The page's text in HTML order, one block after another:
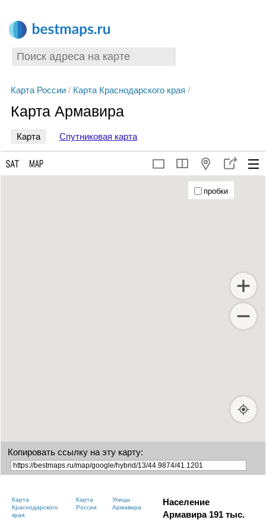
Карта России/ Карта Краснодарского края /
Карта Армавира
Карта Спутниковая карта
пробки
Копировать ссылку на эту карту:
Карта
Краснодарского
края
Карта
России
Улицы
Армавира
Население
Армавира 191 тыс.